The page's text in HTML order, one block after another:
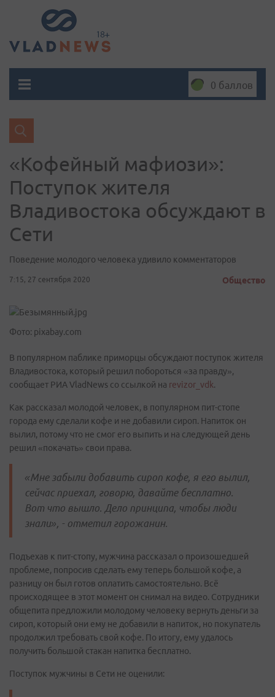
0 баллов
«Кофейный мафиози»:
Поступок жителя
Владивостока обсуждают в
Сети
Поведение молодого человека удивило комментаторов
7:15, 27 сентября 2020 Общество
Фото: pixabay.com
В популярном паблике приморцы обсуждают поступок жителя
Владивостока, который решил побороться «за правду»,
сообщает РИА VladNews со ссылкой на revizor_vdk.
Как рассказал молодой человек, в популярном пит-стопе
города ему сделали кофе и не добавили сироп. Напиток он
вылил, потому что не смог его выпить и на следующей день
решил «покачать» свои права.
«Мне забыли добавить сироп кофе, я его вылил,
сейчас приехал, говорю, давайте бесплатно.
Вот что вышло. Дело принципа, чтобы люди
знали», - отметил горожанин.
Подъехав к пит-стопу, мужчина рассказал о произошедшей
проблеме, попросив сделать ему теперь большой кофе, а
разницу он был готов оплатить самостоятельно. Всё
происходящее в этот момент он снимал на видео. Сотрудники
общепита предложили молодому человеку вернуть деньги за
сироп, который они ему не добавили в напиток, но покупатель
продолжил требовать свой кофе. По итогу, ему удалось
получить большой стакан напитка бесплатно.
Поступок мужчины в Сети не оценили: